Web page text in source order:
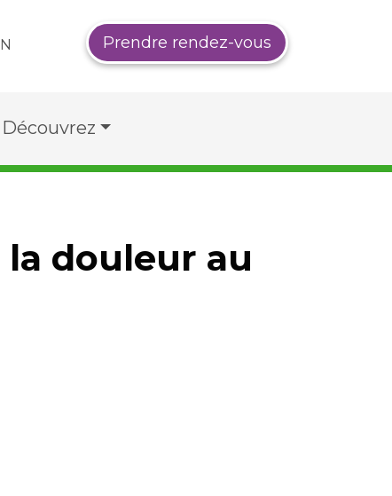
Prendre rendez-vous
Découvrez
douleur au